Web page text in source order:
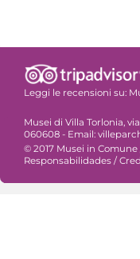
Leggi le recensioni su:
Musei di Villa Torlonia,
060608 - Email:
© 2017 Musei in Comune
Responsabilidades /